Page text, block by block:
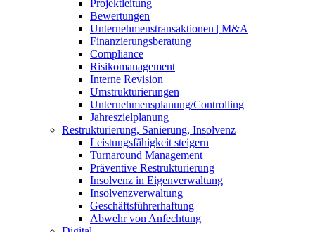
Projektleitung
Bewertungen
Unternehmenstransaktionen | M&A
Finanzierungsberatung
Compliance
Risikomanagement
Interne Revision
Umstrukturierungen
Unternehmensplanung/Controlling
Jahreszielplanung
Restrukturierung, Sanierung, Insolvenz
Leistungsfähigkeit steigern
Turnaround Management
Präventive Restrukturierung
Insolvenz in Eigenverwaltung
Insolvenzverwaltung
Geschäftsführerhaftung
Abwehr von Anfechtung